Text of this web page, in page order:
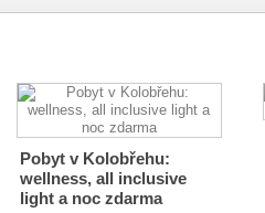
Pobyt v Kolobřehu:
wellness, all inclusive
light a noc zdarma